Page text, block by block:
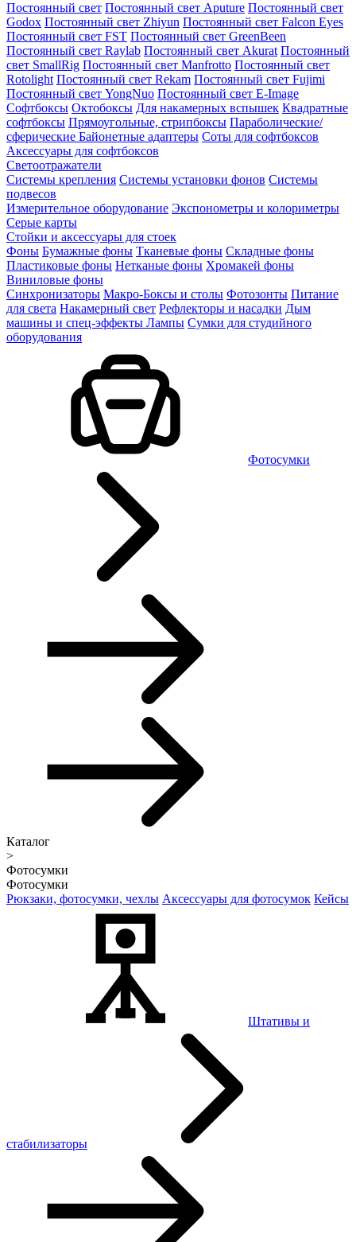
Постоянный свет Постоянный свет Aputure Постоянный свет
Godox Постоянный свет Zhiyun Постоянный свет Falcon Eyes
Постоянный свет FST Постоянный свет GreenBeen
Постоянный свет Raylab Постоянный свет Akurat Постоянный
свет SmallRig Постоянный свет Manfrotto Постоянный свет
Rotolight Постоянный свет Rekam Постоянный свет Fujimi
Постоянный свет YongNuo Постоянный свет E-Image
Софтбоксы Октобоксы Для накамерных вспышек Квадратные
софтбоксы Прямоугольные, стрипбоксы Параболические/
сферические Байонетныe адаптеры Соты для софтбоксов
Аксессуары для софтбоксов
Светоотражатели
Системы крепления Системы установки фонов Системы
подвесов
Измерительное оборудование Экспонометры и колориметры
Серые карты
Стойки и аксессуары для стоек
Фоны Бумажные фоны Тканевые фоны Складные фоны
Пластиковые фоны Нетканые фоны Хромакей фоны
Виниловые фоны
Синхронизаторы Макро-Боксы и столы Фотозонты Питание
для света Накамерный свет Рефлекторы и насадки Дым
машины и спец-эффекты Лампы Сумки для студийного
оборудования
Фотосумки
Каталог
>
Фотосумки
Фотосумки
Рюкзаки, фотосумки, чехлы Аксессуары для фотосумок Кейсы
Штативы и
стабилизаторы